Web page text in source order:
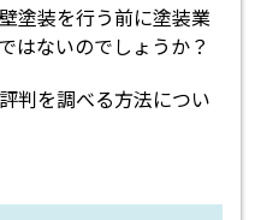
塗装を行う前に塗装業
はないのでしょうか？
判を調べる方法につい